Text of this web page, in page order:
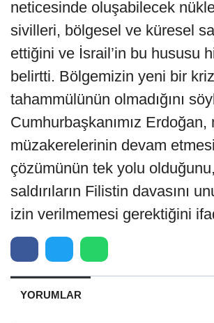
neticesinde oluşabilecek
sivilleri, bölgesel ve küresel
ettiğini ve İsrail’in bu hususu
belirtti. Bölgemizin yeni bir
tahammülünün olmadığını
Cumhurbaşkanımız Erdoğan,
müzakerelerinin devam
çözümünün tek yolu
saldırıların Filistin davasını
izin verilmemesi gerektiğini
YORUMLAR